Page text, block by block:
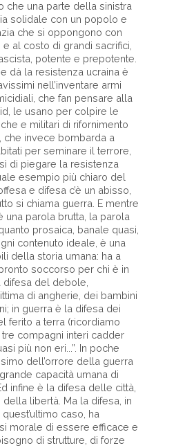
che una parte della sinistra
solidale con un popolo e
che si oppongono con
al costo di grandi sacrifici,
potente e prepotente.
dà la resistenza ucraina è
nell’inventare armi
che fan pensare alla
le usano per colpire le
e militari di rifornimento
che invece bombarda a
per seminare il terrore,
di piegare la resistenza
esempio più chiaro del
e difesa c’è un abisso,
si chiama guerra. E mentre
una parola brutta, la parola
prosaica, banale quasi,
contenuto ideale, è una
della storia umana: ha a
soccorso per chi è in
del debole,
di angherie, dei bambini
in guerra è la difesa dei
ferito a terra (ricordiamo
tre compagni interi cadder
più non eri...”. In poche
dell’orrore della guerra
capacità umana di
infine è la difesa delle città,
libertà. Ma la difesa, in
caso, ha
morale di essere efficace e
di strutture, di forze